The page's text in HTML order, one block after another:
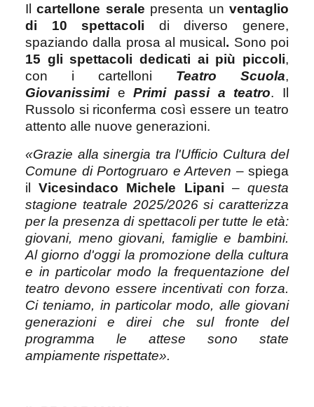
Ilcartellone serale presenta un ventaglio
di 10 spettacoli di diverso genere,
spaziando dalla prosa al musical. Sono poi
15 gli spettacoli dedicati ai più piccoli,
con i cartelloni Teatro Scuola,
GiovanissimiePrimi passi a teatro. Il
Russolo si riconferma così essere un teatro
attento alle nuove generazioni.
«Grazie alla sinergia tra l'Ufficio Cultura del
Comune di Portogruaro e Arteven – spiega
ilVicesindaco Michele Lipani –questa
stagione teatrale 2025/2026 si caratterizza
per la presenza di spettacoli per tutte le età:
giovani, meno giovani, famiglie e bambini.
Al giorno d'oggi la promozione della cultura
e in particolar modo la frequentazione del
teatro devono essere incentivati con forza.
Ci teniamo, in particolar modo, alle giovani
generazioni e direi che sul fronte del
programma le attese sono state
ampiamente rispettate».